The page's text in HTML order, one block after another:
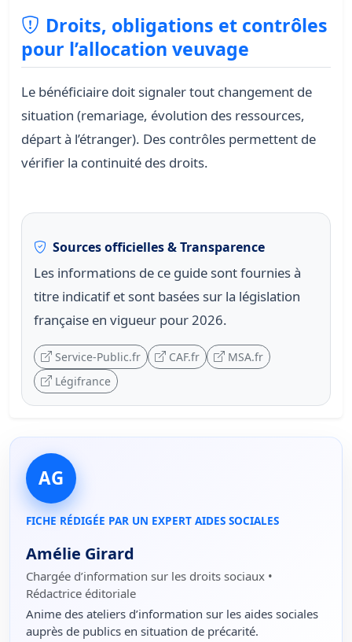
Droits, obligations et contrôles
pour l’allocation veuvage
Le bénéficiaire doit signaler tout changement de
situation (remariage, évolution des ressources,
départ à l’étranger). Des contrôles permettent de
vérifier la continuité des droits.
Sources officielles & Transparence
Les informations de ce guide sont fournies à
titre indicatif et sont basées sur la législation
française en vigueur pour 2026.
Service-Public.fr CAF.fr
MSA.fr
Légifrance
AG
FICHE RÉDIGÉE PAR UN EXPERT AIDES SOCIALES
Amélie Girard
Chargée d’information sur les droits sociaux •
Rédactrice éditoriale
Anime des ateliers d’information sur les aides sociales
auprès de publics en situation de précarité.